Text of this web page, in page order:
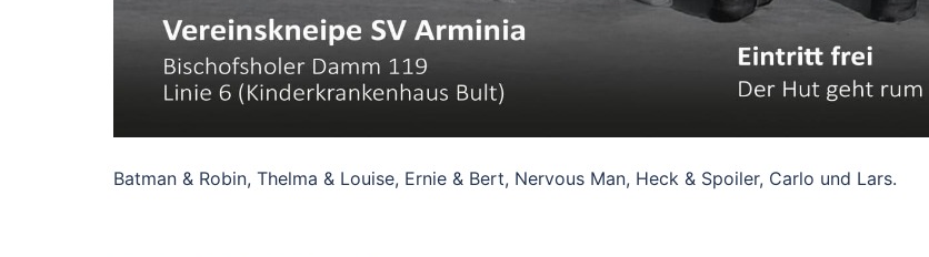
Batman & Robin, Thelma & Louise, Ernie & Bert, Nervous Man, Heck & Spoiler, Carlo und Lars.